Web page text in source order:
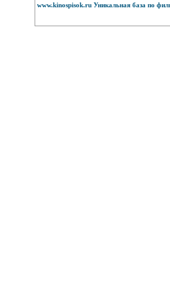
www.kinospisok.ru Уникальная база по